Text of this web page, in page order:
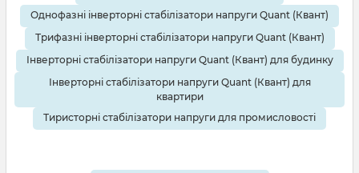
Однофазні інверторні стабілізатори напруги Quant (Квант)
Трифазні інверторні стабілізатори напруги Quant (Квант)
Інверторні стабілізатори напруги Quant (Квант) для будинку
Інверторні стабілізатори напруги Quant (Квант) для
квартири
Тиристорні стабілізатори напруги для промисловості